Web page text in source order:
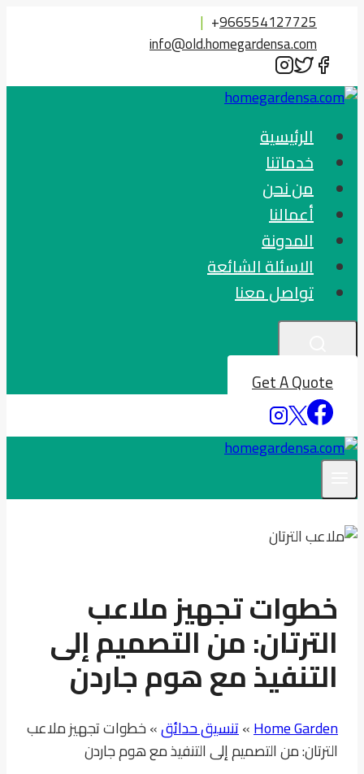
المحتوى
966554127725
+
|
info@old.homegardensa.com
الرئيسية
خدماتنا
من نحن
أعمالنا
المدونة
الاسئلة الشائعة
تواصل معنا
Get A Quote
خطوات تجهيز ملاعب
الترتان: من التصميم إلى
التنفيذ مع هوم جاردن
Home Garden
»تنسيق حدائق»خطوات تجهيز ملاعب
الترتان: من التصميم إلى التنفيذ مع هوم جاردن